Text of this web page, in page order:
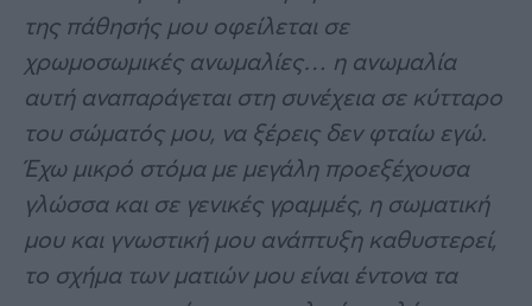
της πάθησής μου οφείλεται σε
χρωμοσωμικές ανωμαλίες… η ανωμαλία
αυτή αναπαράγεται στη συνέχεια σε κύτταρο
του σώματός μου, να ξέρεις δεν φταίω εγώ.
Έχω μικρό στόμα με μεγάλη προεξέχουσα
γλώσσα και σε γενικές γραμμές, η σωματική
μου και γνωστική μου ανάπτυξη καθυστερεί,
το σχήμα των ματιών μου είναι έντονα τα